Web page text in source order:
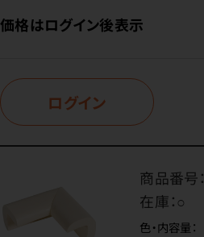
価格はログイン後表示
ログイン
商品番号：
在庫：○
色・内容量：